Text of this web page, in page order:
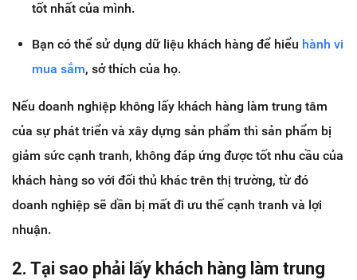
tốt nhất của mình.
Bạn có thể sử dụng dữ liệu khách hàng để hiểu hành vi
mua sắm, sở thích của họ.
Nếu doanh nghiệp không lấy khách hàng làm trung tâm
của sự phát triển và xây dựng sản phẩm thì sản phẩm bị
giảm sức cạnh tranh, không đáp ứng được tốt nhu cầu của
khách hàng so với đối thủ khác trên thị trường, từ đó
doanh nghiệp sẽ dần bị mất đi ưu thế cạnh tranh và lợi
nhuận.
2. Tại sao phải lấy khách hàng làm trung